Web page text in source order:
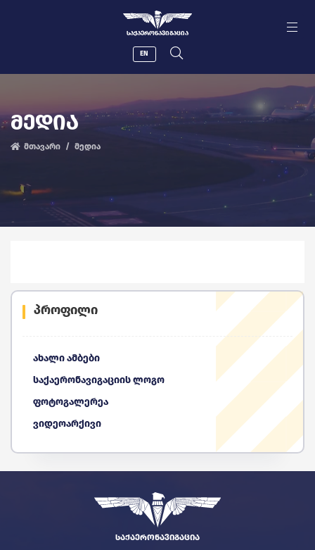
ᲡᲐᲥᲐᲔᲠᲝᲜᲐᲕᲘᲒᲐᲪᲘᲐ
EN
ᲛᲔᲓᲘᲐ
მთავარი მედია
პროფილი
ახალი ამბები
საქაერონავიგაციის ლოგო
ფოტოგალერეა
ვიდეოარქივი
ᲡᲐᲥᲐᲔᲠᲝᲜᲐᲕᲘᲒᲐᲪᲘᲐ